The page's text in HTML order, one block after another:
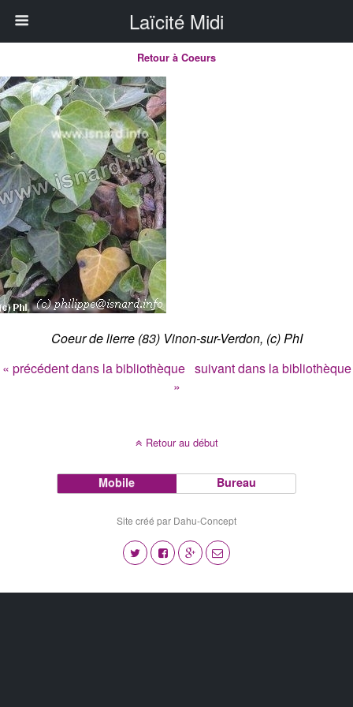
Laïcité Midi
Retour à Coeurs
Coeur de lierre (83) Vinon-sur-Verdon, (c) PhI
« précédent dans la bibliothèque suivant dans la bibliothèque
»
Retour au début
Mobile Bureau
Site créé par Dahu-Concept